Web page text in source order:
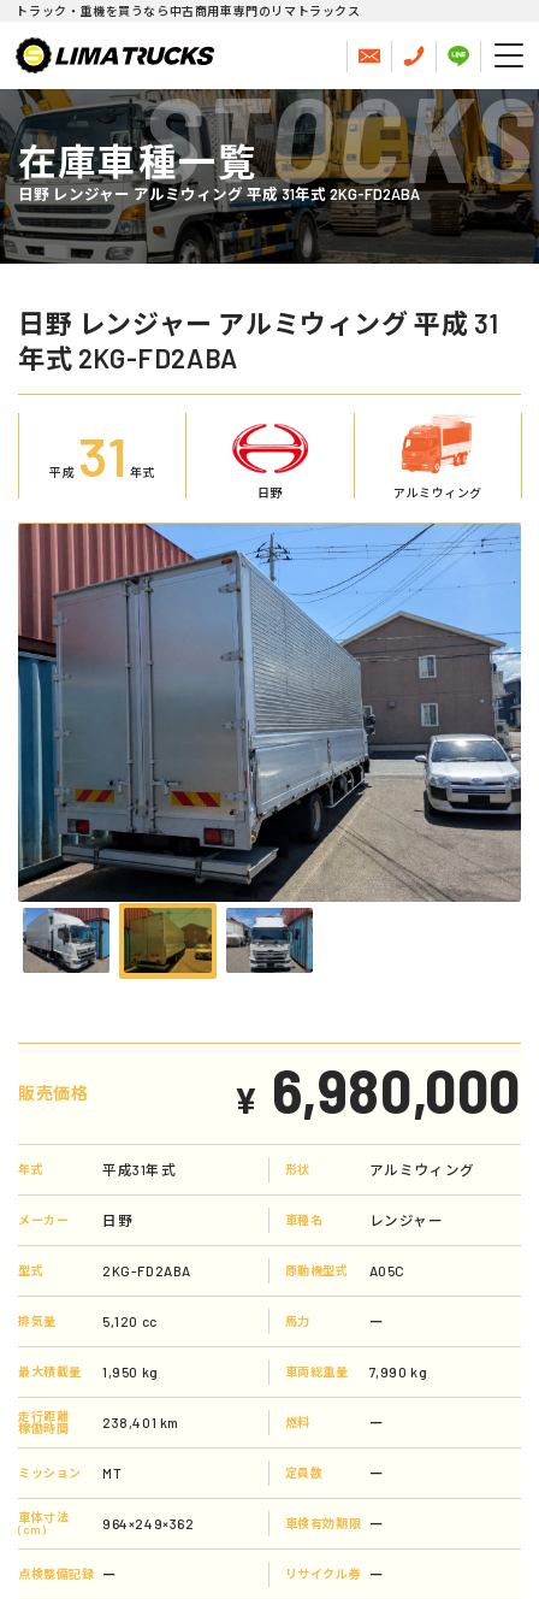
トラック・重機を買うなら中古商用車専門のリマトラックス
在庫車種一覧
日野 レンジャー アルミウィング 平成 31年式 2KG-FD2ABA
STOCKS
日野 レンジャー アルミウィング 平成 31
年式 2KG-FD2ABA
平成 31 年式
日野
アルミウィング
販売価格 ¥ 6,980,000
年式 平成31年式 形状 アルミウィング
メーカー 日野 車種名 レンジャー
型式 2KG-FD2ABA 原動機型式 A05C
排気量 5,120 cc 馬力 ー
最大積載量 1,950 kg 車両総重量 7,990 kg
走行距離
稼働時間
238,401 km 燃料 ー
ミッション MT 定員数 ー
車体寸法
(cm)
964×249×362 車検有効期限 ー
点検整備記録 ー リサイクル券 ー